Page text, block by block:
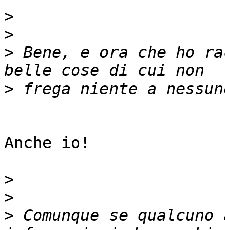
>
>
> Bene, e ora che ho
>
Anche io!
>
>
> Comunque se